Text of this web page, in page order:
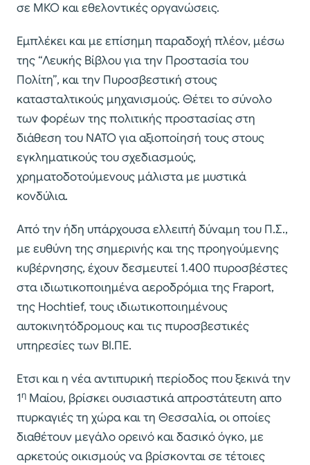
σε ΜΚΟ και εθελοντικές οργανώσεις.
Εμπλέκει και με επίσημη παραδοχή πλέον, μέσω
της “Λευκής Βίβλου για την Προστασία του
Πολίτη”, και την Πυροσβεστική στους
κατασταλτικούς μηχανισμούς. Θέτει το σύνολο
των φορέων της πολιτικής προστασίας στη
διάθεση του ΝΑΤΟ για αξιοποίησή τους στους
εγκληματικούς του σχεδιασμούς,
χρηματοδοτούμενους μάλιστα με μυστικά
κονδύλια.
Από την ήδη υπάρχουσα ελλειπή δύναμη του Π.Σ.,
με ευθύνη της σημερινής και της προηγούμενης
κυβέρνησης, έχουν δεσμευτεί 1.400 πυροσβέστες
στα ιδιωτικοποιημένα αεροδρόμια της Fraport,
της Hochtief, τους ιδιωτικοποιημένους
αυτοκινητόδρομους και τις πυροσβεστικές
υπηρεσίες των ΒΙ.ΠΕ.
Ετσι και η νέα αντιπυρική περίοδος που ξεκινά την
1η Μαίου, βρίσκει ουσιαστικά απροστάτευτη απο
πυρκαγιές τη χώρα και τη Θεσσαλία, οι οποίες
διαθέτουν μεγάλο ορεινό και δασικό όγκο, με
αρκετούς οικισμούς να βρίσκονται σε τέτοιες